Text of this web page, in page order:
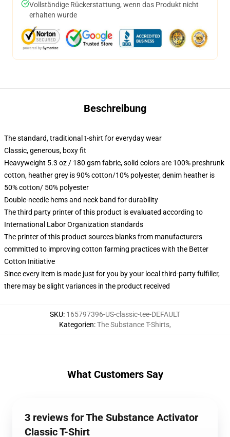
Vollständige Rückerstattung, wenn das Produkt nicht
erhalten wurde
Beschreibung
The standard, traditional t-shirt for everyday wear
Classic, generous, boxy fit
Heavyweight 5.3 oz / 180 gsm fabric, solid colors are 100% preshrunk
cotton, heather grey is 90% cotton/10% polyester, denim heather is
50% cotton/ 50% polyester
Double-needle hems and neck band for durability
The third party printer of this product is evaluated according to
International Labor Organization standards
The printer of this product sources blanks from manufacturers
committed to improving cotton farming practices with the Better
Cotton Initiative
Since every item is made just for you by your local third-party fulfiller,
there may be slight variances in the product received
SKU: 165797396-US-classic-tee-DEFAULT
Kategorien:The Substance T-Shirts,
What Customers Say
3 reviews for The Substance Activator
Classic T-Shirt